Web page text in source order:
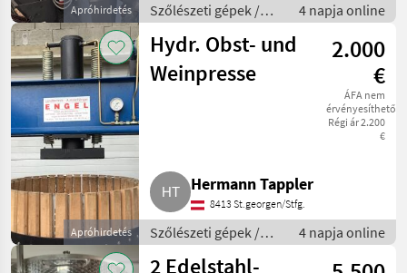
Apróhirdetés
Szőlészeti gépek /
Pincészeti gépek
4 napja online
Apróhirdetés
Hydr. Obst- und
Weinpresse
2.000
€
ÁFA nem
érvényesíthető
Régi ár 2.200
€
Hermann Tappler
8413 St.georgen/Stfg.
Szőlészeti gépek /
Pincészeti gépek
4 napja online
2 Edelstahl-